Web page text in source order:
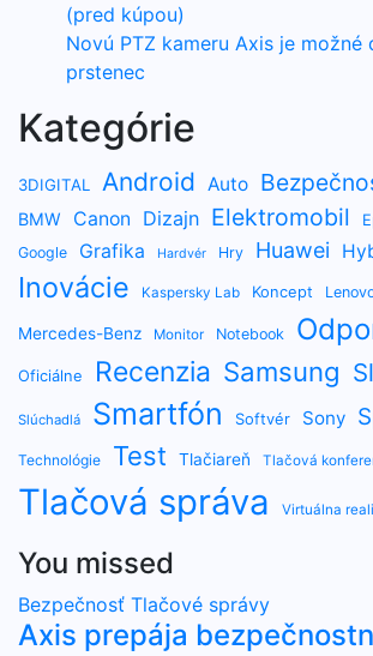
(pred kúpou)
Novú PTZ kameru Axis je
prstenec
Kategórie
3DIGITAL Android Auto
BMW Canon Dizajn Elektromobil
Google
Grafika Hardvér Hry Huawei
Inovácie Kaspersky Lab Koncept
Mercedes-Benz Monitor Notebook
Oficiálne Recenzia Samsung
Slúchadlá Smartfón Softvér Sony
Technológie Test Tlačiareň Tlačová
Tlačová správa Virtuálna
You missed
Bezpečnosť Tlačové správy
Axis prepája